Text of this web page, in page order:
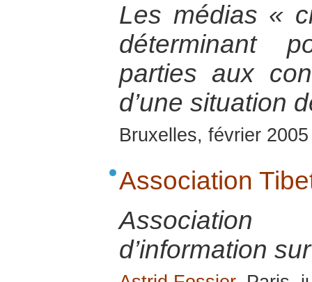
Les médias «
déterminant
parties aux
d’une situation
Bruxelles, février 2005
Association
d’information